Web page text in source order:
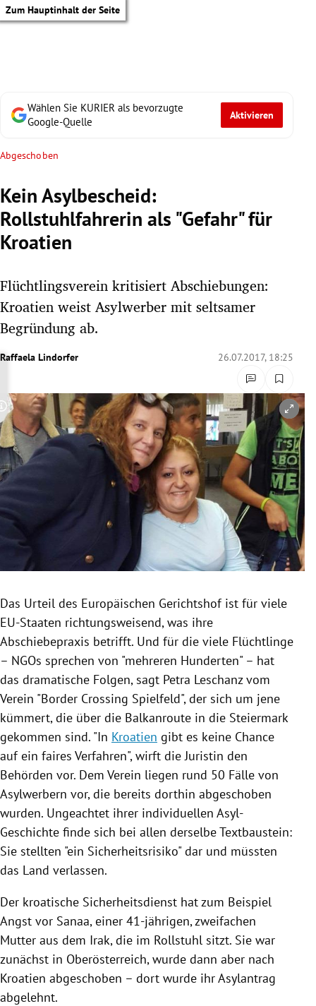
Zum Hauptinhalt der Seite
Untermenü
Untermenü
Untermenü
Untermenü
Untermenü
Untermenü
Untermenü
Untermenü
Untermenü
Wählen Sie KURIER als bevorzugte
Google-Quelle
Aktivieren
Abgeschoben
Kein Asylbescheid:
Rollstuhlfahrerin als "Gefahr" für
Kroatien
Flüchtlingsverein kritisiert Abschiebungen:
Kroatien weist Asylwerber mit seltsamer
Begründung ab.
Raffaela Lindorfer 26.07.2017, 18:25
Copyright-Hinweis öffnen/schließen
Das Urteil des Europäischen Gerichtshofist für viele
EU-Staaten richtungsweisend, was ihre
Abschiebepraxis betrifft. Und für die viele Flüchtlinge
– NGOs sprechen von "mehreren Hunderten" – hat
das dramatische Folgen, sagt Petra Leschanz vom
Verein "Border Crossing Spielfeld", der sich um jene
kümmert, die über die Balkanroute in die Steiermark
gekommen sind. "In Kroatien gibt es keine Chance
auf ein faires Verfahren", wirft die Juristin den
Behörden vor. Dem Verein liegen rund 50 Fälle von
Asylwerbern vor, die bereits dorthin abgeschoben
wurden. Ungeachtet ihrer individuellen Asyl-
Geschichte finde sich bei allen derselbe Textbaustein:
Sie stellten "ein Sicherheitsrisiko" dar und müssten
das Land verlassen.
Der kroatische Sicherheitsdienst hat zum Beispiel
Angst vor Sanaa, einer 41-jährigen, zweifachen
Mutter aus dem Irak, die im Rollstuhl sitzt. Sie war
zunächst in Oberösterreich, wurde dann aber nach
Kroatien abgeschoben – dort wurde ihrAsylantrag
abgelehnt.